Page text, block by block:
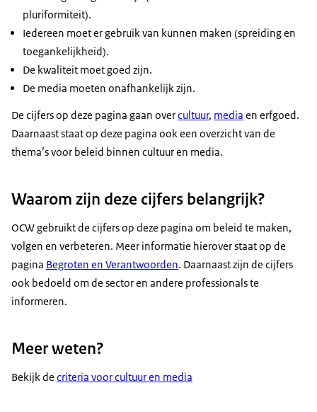
pluriformiteit).
Iedereen moet er gebruik van kunnen maken (spreiding en
toegankelijkheid).
De kwaliteit moet goed zijn.
De media moeten onafhankelijk zijn.
De cijfers op deze pagina gaan overcultuur, media en erfgoed.
Daarnaast staat op deze pagina ook een overzicht van de
thema’s voor beleid binnen cultuur en media.
Waarom zijn deze cijfers belangrijk?
OCW gebruikt de cijfers op deze pagina om beleid te maken,
volgen en verbeteren. Meer informatie hierover staat op de
pagina Begroten en Verantwoorden. Daarnaast zijn de cijfers
ook bedoeld om de sector en andere professionals te
informeren.
Meer weten?
Bekijk de criteria voor cultuur en media